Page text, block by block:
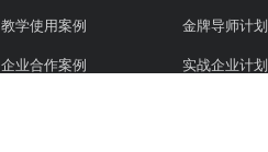
教学使用案例
企业合作案例
金牌导师计划
实战企业计划